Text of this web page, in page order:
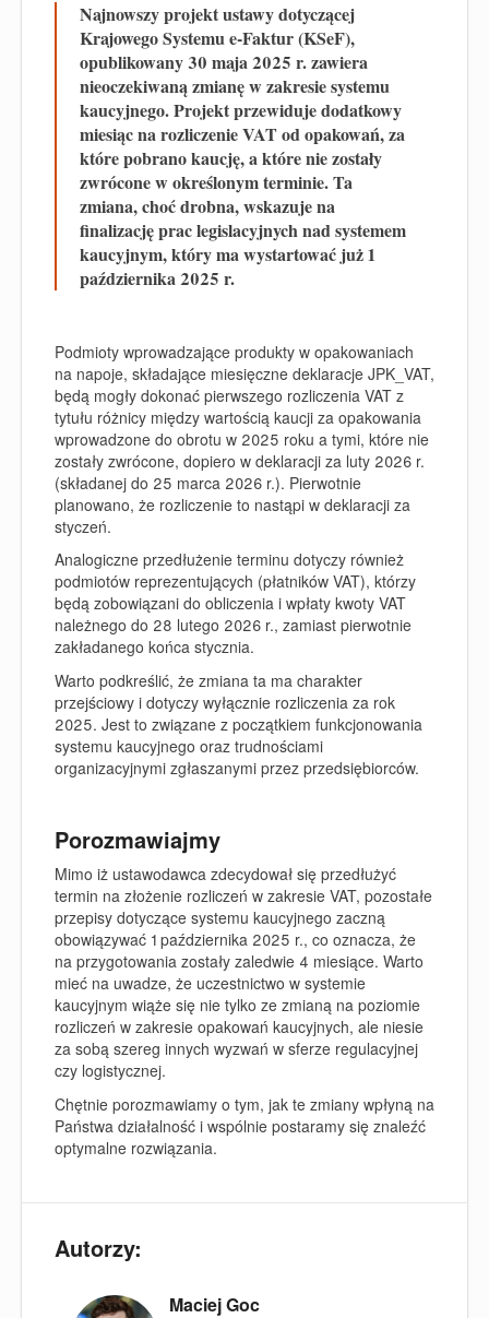
Najnowszy projekt ustawy dotyczącej
Krajowego Systemu e-Faktur (KSeF),
opublikowany 30 maja2025 r.zawiera
nieoczekiwanązmianęw zakresie systemu
kaucyjnego. Projekt przewiduje dodatkowy
miesiąc na rozliczenie VAT od opakowań, za
które pobrano kaucję, a które nie zostały
zwrócone w określonym terminie. Ta
zmiana, choć drobna, wskazuje na
finalizację prac legislacyjnych nad systemem
kaucyjnym, który ma wystartować już1
października 2025 r.
Podmioty wprowadzające produkty w opakowaniach
na napoje, składające miesięczne deklaracje JPK_VAT,
będą mogły dokonać pierwszego rozliczenia VAT z
tytułu różnicy między wartością kaucji za opakowania
wprowadzone do obrotu w 2025 roku a tymi, które nie
zostały zwrócone, dopiero w deklaracji za luty 2026 r.
(składanej do 25 marca 2026 r.). Pierwotnie
planowano, że rozliczenie to nastąpi w deklaracji za
styczeń.
Analogiczne przedłużenie terminu dotyczy również
podmiotów reprezentujących (płatników VAT), którzy
będą zobowiązani do obliczenia i wpłaty kwoty VAT
należnego do 28 lutego 2026 r., zamiast pierwotnie
zakładanego końca stycznia.
Warto podkreślić, że zmiana ta ma charakter
przejściowy i dotyczy wyłącznie rozliczenia za rok
2025. Jest to związane z początkiem funkcjonowania
systemu kaucyjnego oraz trudnościami
organizacyjnymi zgłaszanymi przez przedsiębiorców.
Porozmawiajmy
Mimo iż ustawodawca zdecydował się przedłużyć
termin na złożenie rozliczeń w zakresie VAT, pozostałe
przepisy dotyczące systemu kaucyjnego zaczną
obowiązywać 1 października 2025 r., co oznacza, że
na przygotowania zostały zaledwie 4 miesiące. Warto
mieć na uwadze, że uczestnictwo w systemie
kaucyjnym wiąże się nie tylko ze zmianą na poziomie
rozliczeń w zakresie opakowań kaucyjnych, ale niesie
za sobą szereg innych wyzwań w sferze regulacyjnej
czy logistycznej.
Chętnie porozmawiamy o tym, jak te zmiany wpłyną na
Państwa działalność i wspólnie postaramy się znaleźć
optymalne rozwiązania.
Autorzy:
Maciej Goc